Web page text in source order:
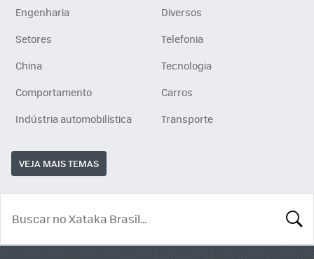
Engenharia
Diversos
Setores
Telefonia
China
Tecnologia
Comportamento
Carros
Indústria automobilística
Transporte
VEJA MAIS TEMAS